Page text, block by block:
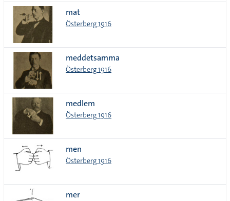
mat
Österberg 1916
meddetsamma
Österberg 1916
medlem
Österberg 1916
men
Österberg 1916
mer